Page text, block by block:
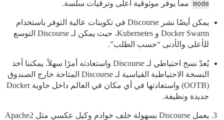
mode مما يوفر موثوقية أعلى وترقيات سلسة.
يمكن أيضًا نشر Discourse في تكوينات عالية التوفر باستخدام
Docker Swarm و Kubernetes، حيث يمكن لـ Discourse التوسع
للأعلى والأدنى “حسب الطلب”.
يُعدّ نسخ احتياطي لـ Discourse واستعادته أمرًا سهلاً. يمكننا أخذ
النسخة الاحتياطية القياسية لـ Discourse المتاحة خارج الصندوق
(OOTB) واستعادتها في أي مكان في العالم داخل حاوية Docker
جديدة ونظيفة.
يعمل Discourse بسهولة خلف خوادم وكيل عكسي مثل Apache2